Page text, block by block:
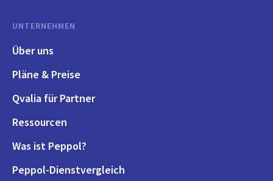
UNTERNEHMEN
Über uns
Pläne & Preise
Qvalia für Partner
Ressourcen
Was ist Peppol?
Peppol-Dienstvergleich